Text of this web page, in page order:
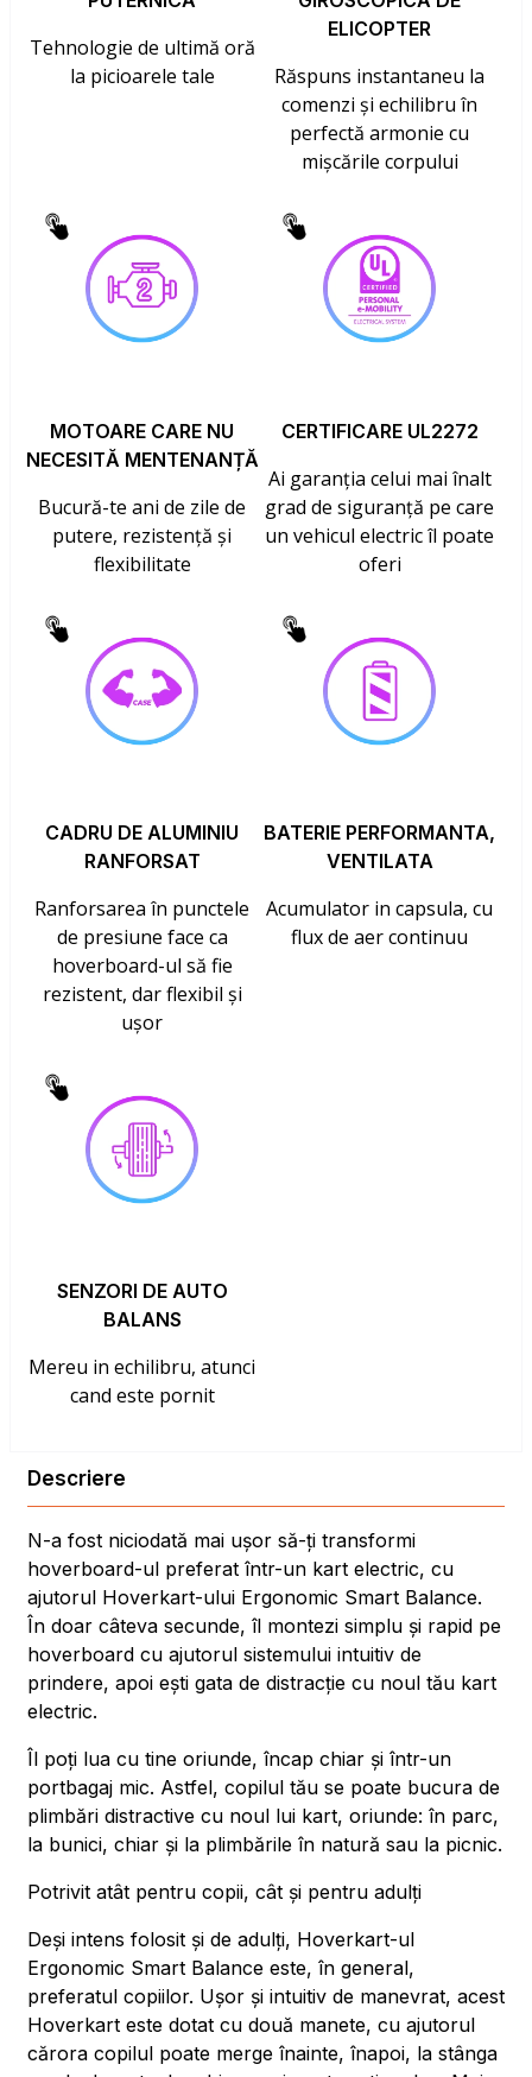
Tehnologie de ultimă oră
la picioarele tale
ELICOPTER
Răspuns instantaneu la
comenzi și echilibru în
perfectă armonie cu
mișcările corpului
MOTOARE CARE NU
NECESITĂ MENTENANȚĂ
Bucură-te ani de zile de
putere, rezistență și
flexibilitate
CERTIFICARE UL2272
Ai garanția celui mai înalt
grad de siguranță pe care
un vehicul electric îl poate
oferi
CADRU DE ALUMINIU
RANFORSAT
Ranforsarea în punctele
de presiune face ca
hoverboard-ul să fie
rezistent, dar flexibil și
ușor
BATERIE PERFORMANTA,
VENTILATA
Acumulator in capsula, cu
flux de aer continuu
SENZORI DE AUTO
BALANS
Mereu in echilibru, atunci
cand este pornit
Descriere
N-a fost niciodată mai ușor să-ți transformi
hoverboard-ul preferat într-un kart electric, cu
ajutorul Hoverkart-ului Ergonomic Smart Balance.
În doar câteva secunde, îl montezi simplu și rapid pe
hoverboard cu ajutorul sistemului intuitiv de
prindere, apoi ești gata de distracție cu noul tău kart
electric.
Îl poți lua cu tine oriunde, încap chiar și într-un
portbagaj mic. Astfel, copilul tău se poate bucura de
plimbări distractive cu noul lui kart, oriunde: în parc,
la bunici, chiar și la plimbările în natură sau la picnic.
Potrivit atât pentru copii, cât și pentru adulți
Deși intens folosit și de adulți, Hoverkart-ul
Ergonomic Smart Balance este, în general,
preferatul copiilor. Ușor și intuitiv de manevrat, acest
Hoverkart este dotat cu două manete, cu ajutorul
cărora copilul poate merge înainte, înapoi, la stânga